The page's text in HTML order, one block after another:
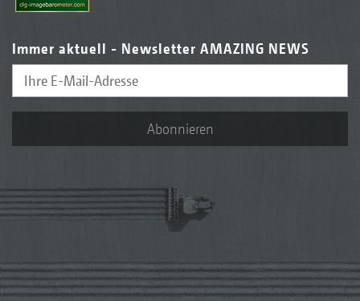
Immer aktuell - Newsletter AMAZING NEWS
Abonnieren